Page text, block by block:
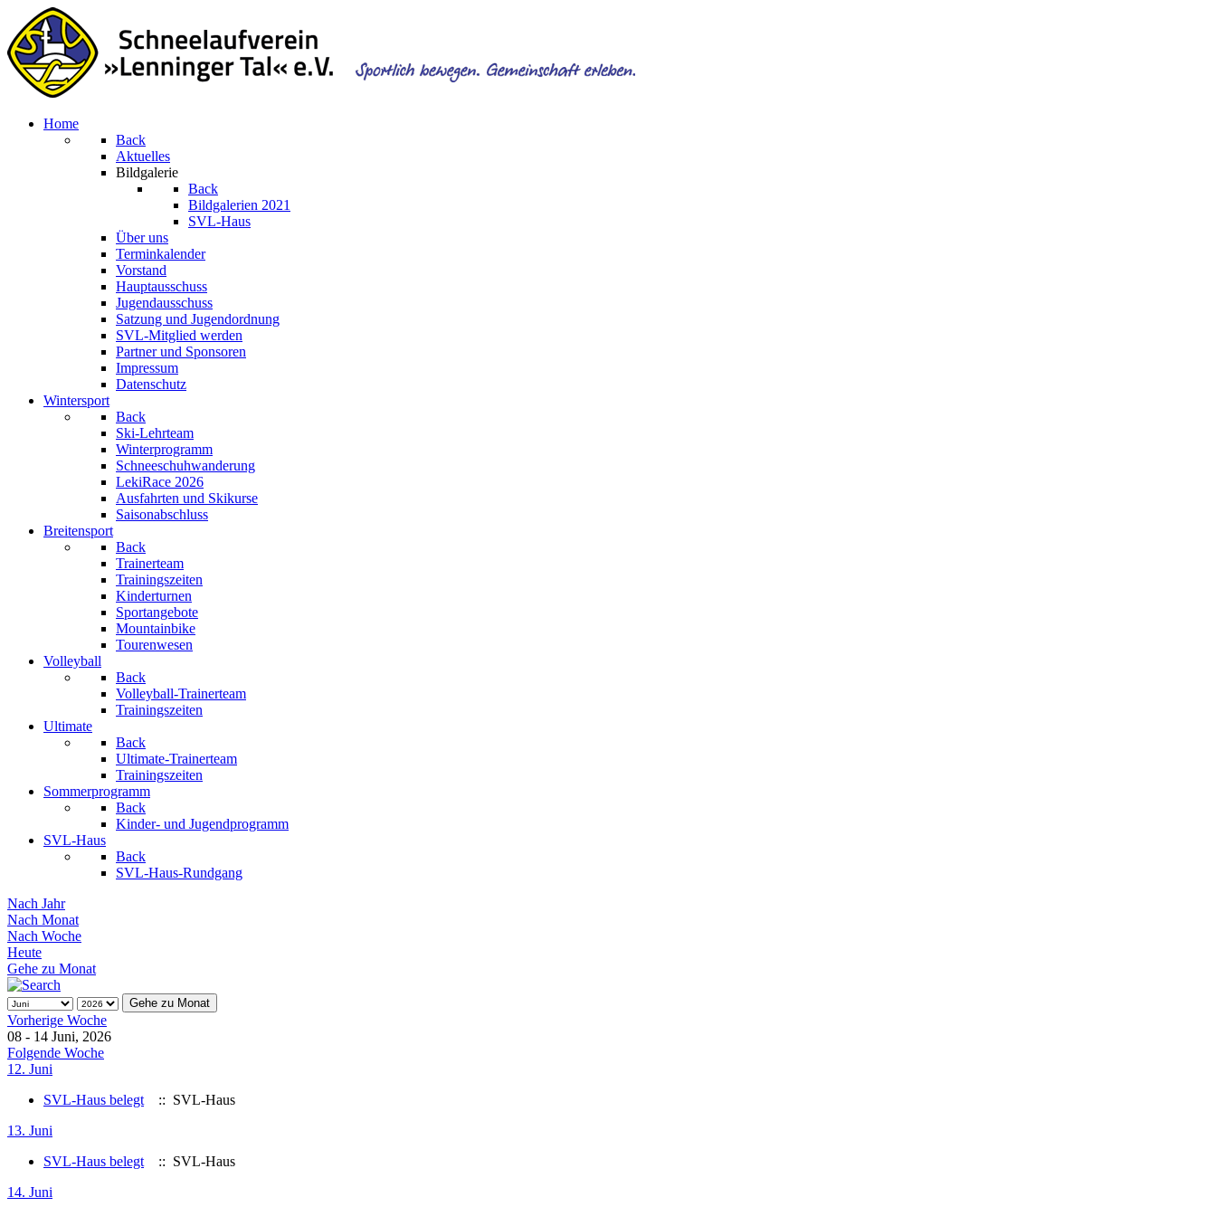
Home
Back
Aktuelles
Bildgalerie
Back
Bildgalerien 2021
SVL-Haus
Über uns
Terminkalender
Vorstand
Hauptausschuss
Jugendausschuss
Satzung und Jugendordnung
SVL-Mitglied werden
Partner und Sponsoren
Impressum
Datenschutz
Wintersport
Back
Ski-Lehrteam
Winterprogramm
Schneeschuhwanderung
LekiRace 2026
Ausfahrten und Skikurse
Saisonabschluss
Breitensport
Back
Trainerteam
Trainingszeiten
Kinderturnen
Sportangebote
Mountainbike
Tourenwesen
Volleyball
Back
Volleyball-Trainerteam
Trainingszeiten
Ultimate
Back
Ultimate-Trainerteam
Trainingszeiten
Sommerprogramm
Back
Kinder- und Jugendprogramm
SVL-Haus
Back
SVL-Haus-Rundgang
Nach Jahr
Nach Monat
Nach Woche
Heute
Gehe zu Monat
Gehe zu Monat
Vorherige Woche
08 - 14 Juni, 2026
Folgende Woche
12. Juni
SVL-Haus belegt
:: SVL-Haus
13. Juni
SVL-Haus belegt
:: SVL-Haus
14. Juni